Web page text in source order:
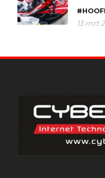
13 mrt